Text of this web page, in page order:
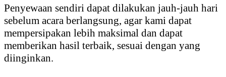
Penyewaan sendiri dapat dilakukan jauh-jauh hari
sebelum acara berlangsung, agar kami dapat
mempersipakan lebih maksimal dan dapat
memberikan hasil terbaik, sesuai dengan yang
diinginkan.